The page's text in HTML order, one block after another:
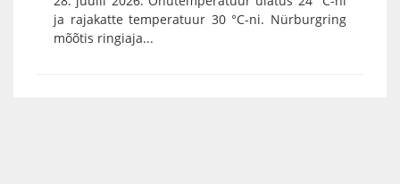
ja rajakatte temperatuur 30 °C-ni. Nürburgring
mõõtis ringiaja...